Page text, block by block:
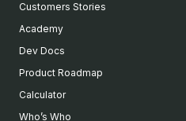
Customers Stories
Academy
Dev Docs
Product Roadmap
Calculator
Who’s Who